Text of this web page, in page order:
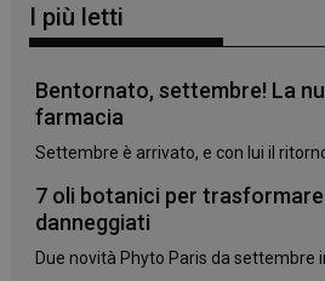
I più letti
Bentornato, settembre! La
farmacia
Settembre è arrivato, e con lui il
7 oli botanici per
danneggiati
Due novità Phyto Paris da settembre